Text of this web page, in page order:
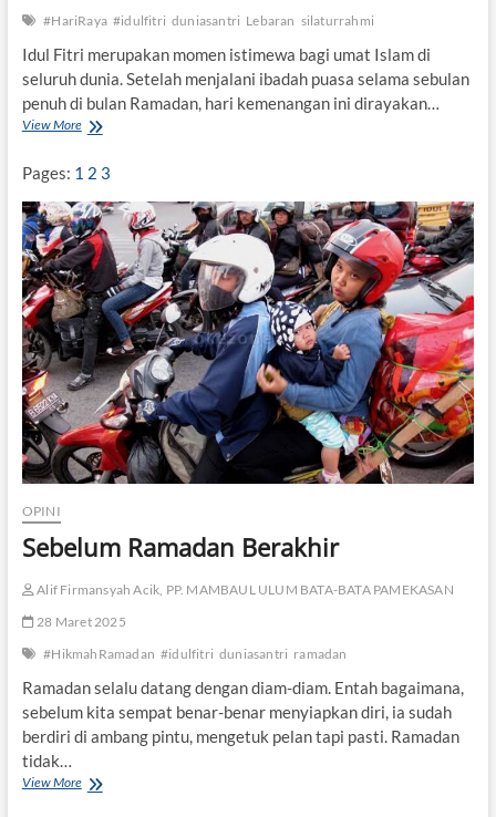
t
S
a
s
a
k
#HariRaya #idulfitri duniasantri Lebaran silaturrahmi
Idul Fitri merupakan momen istimewa bagi umat Islam di
seluruh dunia. Setelah menjalani ibadah puasa selama sebulan
penuh di bulan Ramadan, hari kemenangan ini dirayakan…
View MoreS
m
p
u
r
n
a
k
a
n
I
d
u
l
F
i
t
r
e
n
i
l
t
u
a
Pages: 1 2 3
OPINI
Sebelum Ramadan Berakhir
Alif Firmansyah Acik, PP. MAMBAUL ULUM BATA-BATA PAMEKASAN
28 Maret 2025
#HikmahRamadan #idulfitri duniasantri ramadan
Ramadan selalu datang dengan diam-diam. Entah bagaimana,
sebelum kita sempat benar-benar menyiapkan diri, ia sudah
berdiri di ambang pintu, mengetuk pelan tapi pasti. Ramadan
tidak…
View MoreS